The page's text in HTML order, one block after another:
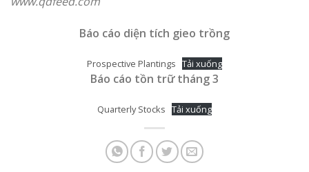
Báo cáo diện tích gieo trồng
Prospective Plantings Tải xuống
Báo cáo tồn trữ tháng 3
Quarterly Stocks Tải xuống